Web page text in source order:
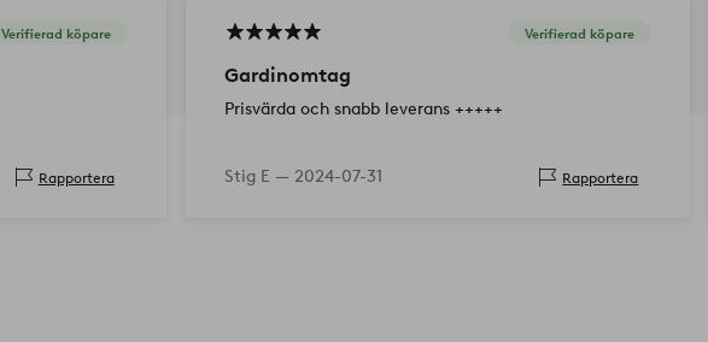
Verifierad köpare
Rapportera
Verifierad köpare
Gardinomtag
Prisvärda och snabb leverans +++++
Stig E — 2024-07-31 Rapportera